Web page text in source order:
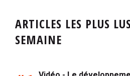
ARTICLES LES PLUS
SEMAINE